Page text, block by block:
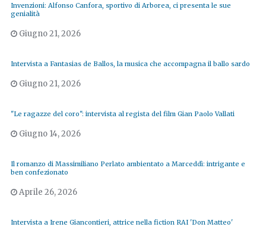
Invenzioni: Alfonso Canfora, sportivo di Arborea, ci presenta le sue
genialità
Giugno 21, 2026
Intervista a Fantasias de Ballos, la musica che accompagna il ballo sardo
Giugno 21, 2026
"Le ragazze del coro": intervista al regista del film Gian Paolo Vallati
Giugno 14, 2026
Il romanzo di Massimiliano Perlato ambientato a Marceddì: intrigante e
ben confezionato
Aprile 26, 2026
Intervista a Irene Giancontieri, attrice nella fiction RAI 'Don Matteo'